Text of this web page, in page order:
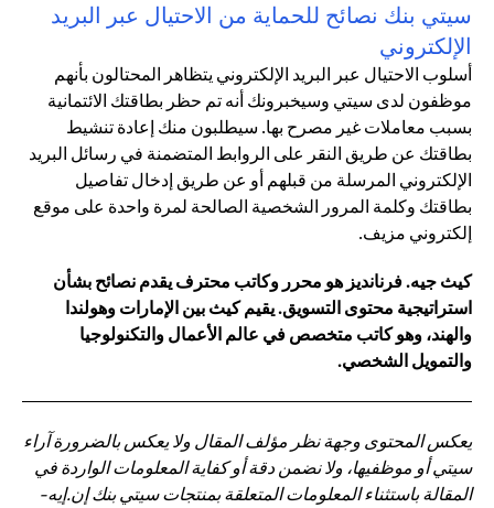
سيتي بنك نصائح للحماية من الاحتيال عبر البريد
الإلكتروني
أسلوب الاحتيال عبر البريد الإلكتروني يتظاهر المحتالون بأنهم
موظفون لدى سيتي وسيخبرونك أنه تم حظر بطاقتك الائتمانية
بسبب معاملات غير مصرح بها. سيطلبون منك إعادة تنشيط
بطاقتك عن طريق النقر على الروابط المتضمنة في رسائل البريد
الإلكتروني المرسلة من قبلهم أو عن طريق إدخال تفاصيل
بطاقتك وكلمة المرور الشخصية الصالحة لمرة واحدة على موقع
إلكتروني مزيف.
كيث جيه. فرنانديز هو محرر وكاتب محترف يقدم نصائح بشأن
استراتيجية محتوى التسويق. يقيم كيث بين الإمارات وهولندا
والهند، وهو كاتب متخصص في عالم الأعمال والتكنولوجيا
والتمويل الشخصي.
يعكس المحتوى وجهة نظر مؤلف المقال ولا يعكس بالضرورة آراء
سيتي أو موظفيها، ولا نضمن دقة أو كفاية المعلومات الواردة في
المقالة باستثناء المعلومات المتعلقة بمنتجات سيتي بنك إن.إيه-